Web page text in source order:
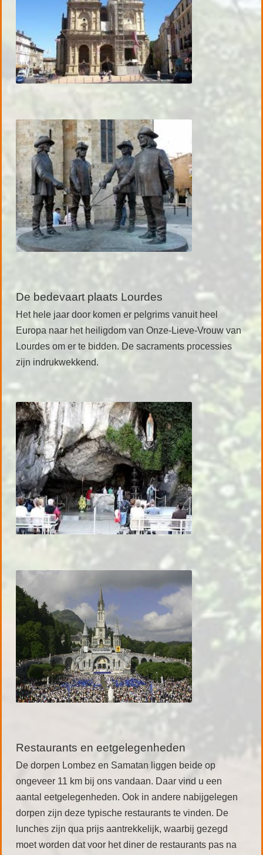
De bedevaart plaats Lourdes
Het hele jaar door komen er pelgrims vanuit heel
Europa naar het heiligdom van Onze-Lieve-Vrouw van
Lourdes om er te bidden. De sacraments processies
zijn indrukwekkend.
Restaurants en eetgelegenheden
De dorpen Lombez en Samatan liggen beide op
ongeveer 11 km bij ons vandaan. Daar vind u een
aantal eetgelegenheden. Ook in andere nabijgelegen
dorpen zijn deze typische restaurants te vinden. De
lunches zijn qua prijs aantrekkelijk, waarbij gezegd
moet worden dat voor het diner de restaurants pas na